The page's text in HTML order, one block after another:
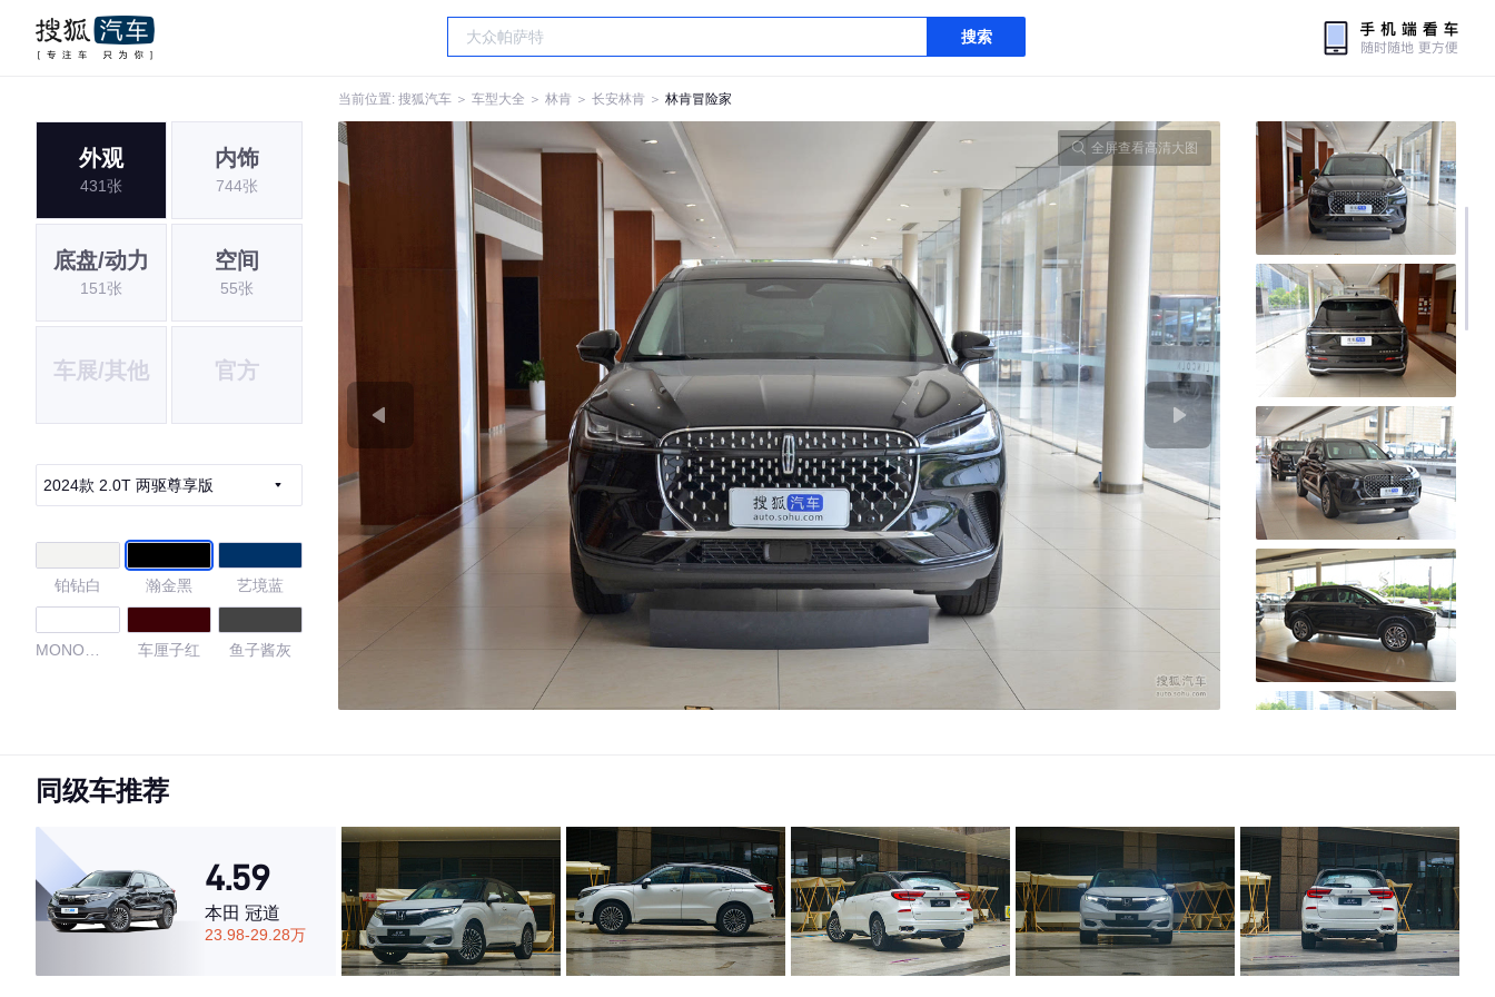
搜索
当前位置: 搜狐汽车 ＞ 车型大全 ＞ 林肯 ＞ 长安林肯 ＞ 林肯冒险家
外观
431张
内饰
744张
底盘/动力
151张
空间
55张
车展/其他 官方
2024款 2.0T 两驱尊享版
铂钻白 瀚金黑 艺境蓝
MONO
车厘子红 鱼子酱灰
·内饰表现较为优秀，优于75%同级车
·空间表现较为优秀，优于50%同级车
全屏查看高清大图
同级车推荐
4.59
本田 冠道
23.98-29.28万